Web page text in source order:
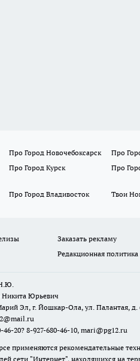
Про Город Новочебоксарск Про
Про Город Курск Про
Про Город Владивосток Твои
Заказать рекламу
Редакционная политика
Никита Юрьевич
Эл, г. Йошкар-Ола, ул. Палантая, д.
20? 8-927-680-46-10, mari@pg12.ru
применяются рекомендательные
сети "Интернет", находящихся на